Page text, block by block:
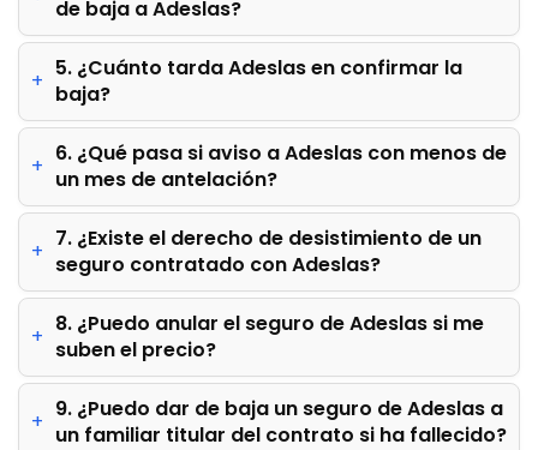
de baja a Adeslas?
5. ¿Cuánto tarda Adeslas en confirmar la
baja?
6. ¿Qué pasa si aviso a Adeslas con menos de
un mes de antelación?
7. ¿Existe el derecho de desistimiento de un
seguro contratado con Adeslas?
8. ¿Puedo anular el seguro de Adeslas si me
suben el precio?
9. ¿Puedo dar de baja un seguro de Adeslas a
un familiar titular del contrato si ha fallecido?